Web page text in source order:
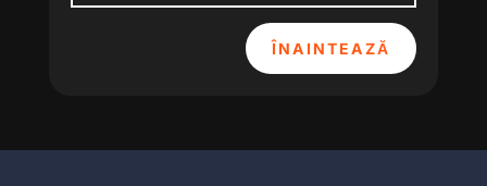
ÎNAINTEAZĂ